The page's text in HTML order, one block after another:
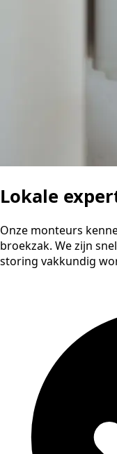
Lokale
Onze monteurs
broekzak. We zijn
storing vakkundig